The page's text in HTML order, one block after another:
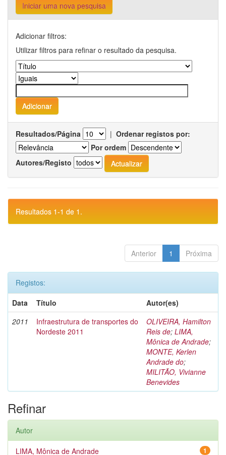
Iniciar uma nova pesquisa
Adicionar filtros:
Utilizar filtros para refinar o resultado da pesquisa.
Resultados/Página | Ordenar registos por:
Por ordem
Autores/Registo
Resultados 1-1 de 1.
Anterior 1 Próxima
Registos:
Data
Título
Autor(es)
2011
Infraestrutura de transportes do
Nordeste 2011
OLIVEIRA, Hamilton
Reis de; LIMA,
Mônica de Andrade;
MONTE, Kerlen
Andrade do;
MILITÃO, Vivianne
Benevides
Refinar
Autor
1
LIMA, Mônica de Andrade